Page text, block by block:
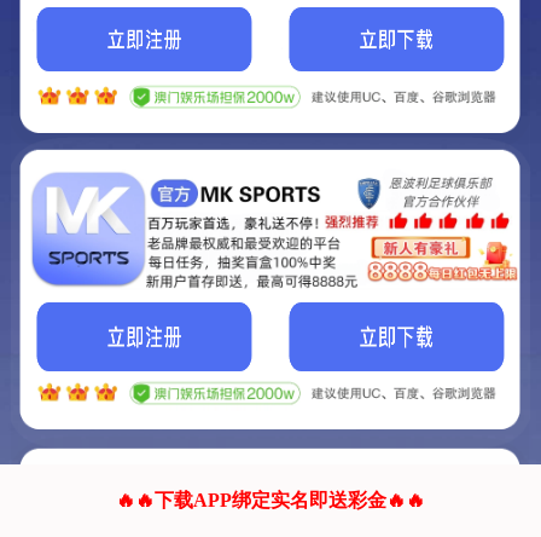
我们的网站正在建设.
它将是非常棒的网站.
联系我们!